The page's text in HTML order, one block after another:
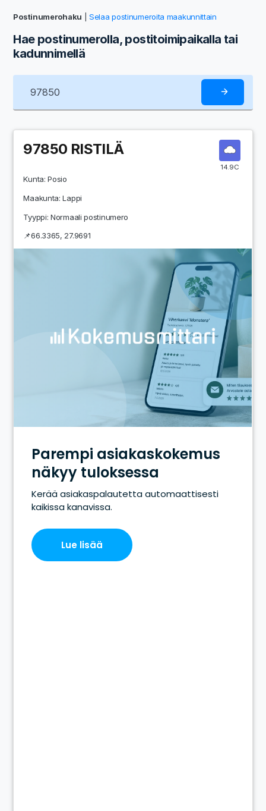
Postinumerohaku |Selaa postinumeroita maakunnittain
Hae postinumerolla, postitoimipaikalla tai
kadunnimellä
14.9C
97850 RISTILÄ
Kunta:Posio
Maakunta:Lappi
Tyyppi: Normaali postinumero
📌66.3365,27.9691